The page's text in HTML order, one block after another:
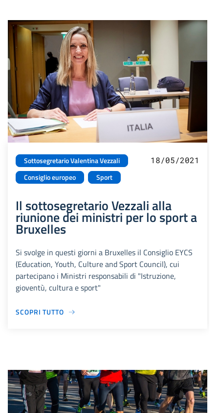
Sottosegretario Valentina Vezzali
Consiglio europeo
Sport
18/05/2021
Il sottosegretario Vezzali alla
riunione dei ministri per lo sport a
Bruxelles
Si svolge in questi giorni a Bruxelles il Consiglio EYCS
(Education, Youth, Culture and Sport Council), cui
partecipano i Ministri responsabili di "Istruzione,
gioventù, cultura e sport"
SCOPRI TUTTO